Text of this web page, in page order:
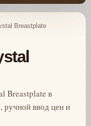
Breastplate
Breastplate в
ручной ввод цен и